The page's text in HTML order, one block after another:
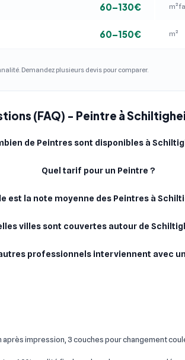
60–130€ m²
60–150€ m²
Demandez plusieurs devis pour comparer.
(FAQ) - Peintre à
de Peintres sont disponibles à
Quel tarif pour un Peintre ?
est la note moyenne des Peintres à
villes sont couvertes autour de
professionnels interviennent avec
après impression, 3 couches pour changement